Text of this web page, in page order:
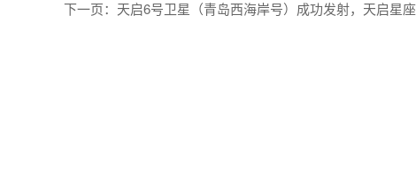
下一页：天启6号卫星（青岛西海岸号）成功发射，天启星